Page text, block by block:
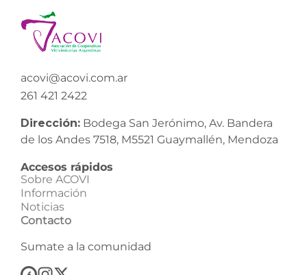
acovi@acovi.com.ar
261 421 2422
Dirección: Bodega San Jerónimo, Av. Bandera
de los Andes 7518, M5521 Guaymallén, Mendoza
Accesos rápidos
Sobre ACOVI
Información
Noticias
Contacto
Sumate a la comunidad